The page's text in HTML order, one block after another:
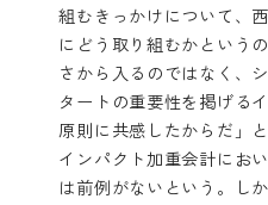
組むきっかけについて、
にどう取り組むかという
さから入るのではなく、
タートの重要性を掲げる
原則に共感したからだ」と
インパクト加重会計にお
は前例がないという。し